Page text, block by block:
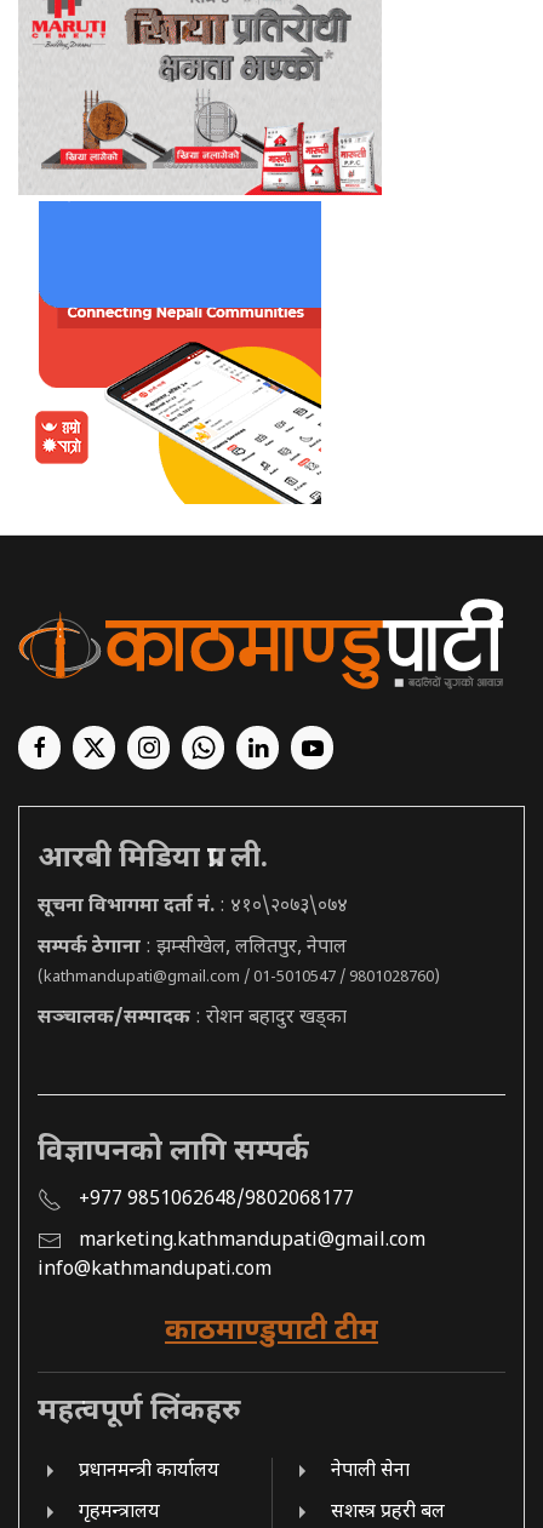
आरबी मिडिया प्रा. ली.
सूचना विभागमा दर्ता नं. : ४१०\२०७३\०७४
सम्पर्क ठेगाना : झम्सीखेल, ललितपुर, नेपाल
(kathmandupati@gmail.com / 01-5010547 / 9801028760)
सञ्चालक/सम्पादक : रोशन बहादुर खड्का
विज्ञापनको लागि सम्पर्क
+977 9851062648/9802068177
marketing.kathmandupati@gmail.com
info@kathmandupati.com
काठमाण्डुपाटी टीम
महत्वपूर्ण लिंकहरु
प्रधानमन्त्री कार्यालय
गृहमन्त्रालय
नेपाली सेना
सशस्त्र प्रहरी बल